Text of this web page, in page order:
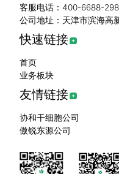
客服电话：400-6688-298
公司地址：天津市滨海高
快速链接
首页
业务板块
友情链接
协和干细胞公司
傲锐东源公司